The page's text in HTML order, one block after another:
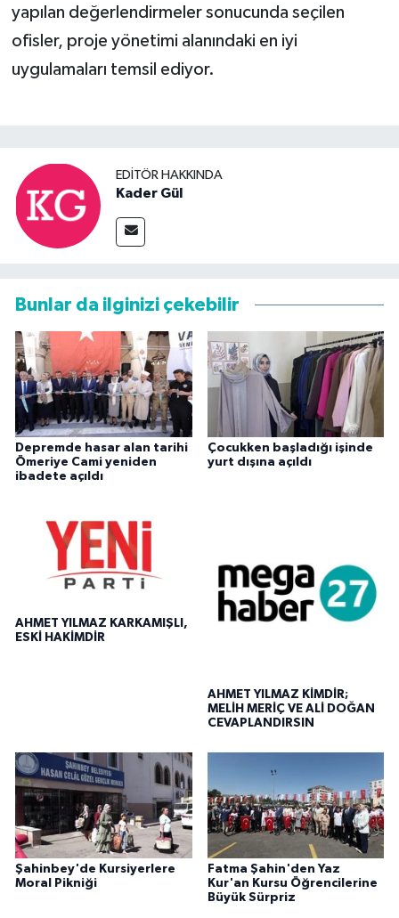
yapılan değerlendirmeler sonucunda seçilen
ofisler, proje yönetimi alanındaki en iyi
uygulamaları temsil ediyor.
EDITÖR HAKKINDA
Kader Gül
Bunlar da ilginizi çekebilir
Depremde hasar alan tarihi
Ömeriye Cami yeniden
ibadete açıldı
Çocukken başladığı işinde
yurt dışına açıldı
AHMET YILMAZ KARKAMIŞLI,
ESKİ HAKİMDİR
AHMET YILMAZ KİMDİR;
MELİH MERİÇ VE ALİ DOĞAN
CEVAPLANDIRSIN
Şahinbey'de Kursiyerlere
Moral Pikniği
Fatma Şahin'den Yaz
Kur'an Kursu Öğrencilerine
Büyük Sürpriz